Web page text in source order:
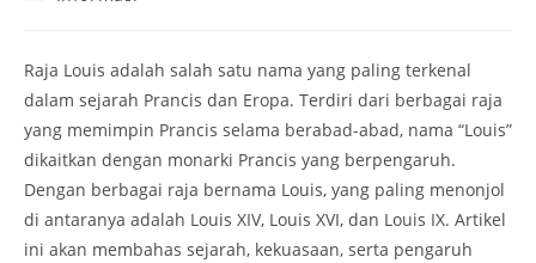
Raja Louis adalah salah satu nama yang paling terkenal
dalam sejarah Prancis dan Eropa. Terdiri dari berbagai raja
yang memimpin Prancis selama berabad-abad, nama “Louis”
dikaitkan dengan monarki Prancis yang berpengaruh.
Dengan berbagai raja bernama Louis, yang paling menonjol
di antaranya adalah Louis XIV, Louis XVI, dan Louis IX. Artikel
ini akan membahas sejarah, kekuasaan, serta pengaruh